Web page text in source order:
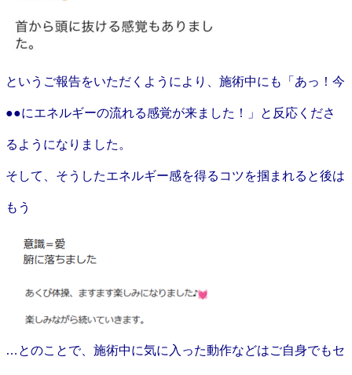
というご報告をいただくようにより、施術中にも「あっ！今
●●にエネルギーの流れる感覚が来ました！」と反応くださ
るようになりました。
そして、そうしたエネルギー感を得るコツを掴まれると後は
もう
…とのことで、施術中に気に入った動作などはご自身でもセ